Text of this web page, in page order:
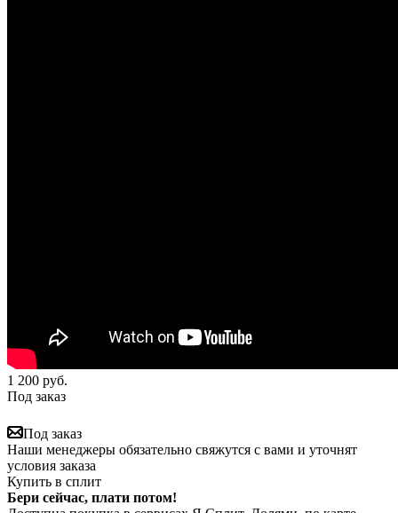
1 200 руб.
Под заказ
Под заказ
Наши менеджеры обязательно свяжутся с вами и уточнят
условия заказа
Купить в сплит
Бери сейчас, плати потом!